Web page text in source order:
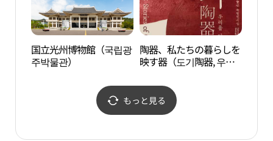
国立光州博物館（국립광
주박물관）
陶器、私たちの暮らしを
映す器（도기陶器, 우리
もっと見る